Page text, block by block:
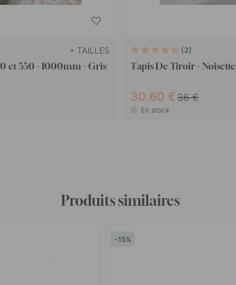
+ TAILLES
et 550 - 1000mm - Gris
2
Tapis De Tiroir - Noisette
30.60 € 36 €
En stock
Produits similaires
15